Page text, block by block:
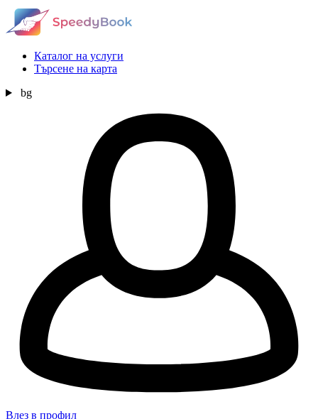
Каталог на услуги
Търсене на карта
bg
Влез в профил